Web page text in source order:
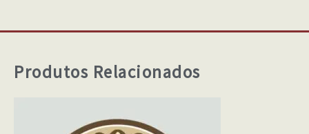
Produtos Relacionados